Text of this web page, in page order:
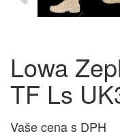
Lowa
TF Ls
Vaše cena s DPH